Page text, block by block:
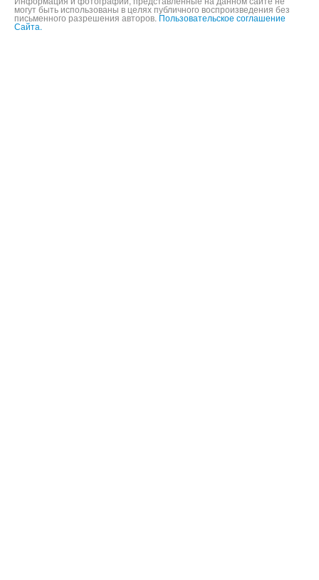
Информация и фотографии, представленные на данном сайте не
могут быть использованы в целях публичного воспроизведения без